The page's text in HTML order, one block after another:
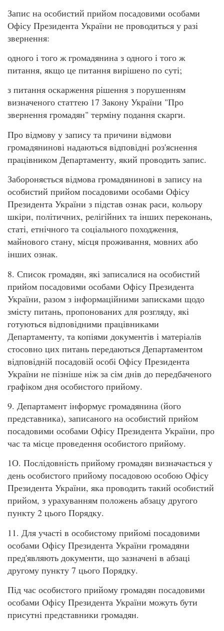
Запис на особистий прийом посадовими особами
Офісу Президента України не проводиться у разі
звернення:
одного і того ж громадянина з одного і того ж
питання, якщо це питання вирішено по суті;
з питання оскарження рішення з порушенням
визначеного статтею 17 Закону України "Про
звернення громадян" терміну подання скарги.
Про відмову у запису та причини відмови
громадянинові надаються відповідні роз'яснення
працівником Департаменту, який проводить запис.
Забороняється відмова громадянинові в запису на
особистий прийом посадовими особами Офісу
Президента України з підстав ознак раси, кольору
шкіри, політичних, релігійних та інших переконань,
статі, етнічного та соціального походження,
майнового стану, місця проживання, мовних або
інших ознак.
8. Список громадян, які записалися на особистий
прийом посадовими особами Офісу Президента
України, разом з інформаційними записками щодо
змісту питань, пропонованих для розгляду, які
готуються відповідними працівниками
Департаменту, та копіями документів і матеріалів
стосовно цих питань передаються Департаментом
відповідній посадовій особі Офісу Президента
України не пізніше ніж за сім днів до передбаченого
графіком дня особистого прийому.
9. Департамент інформує громадянина (його
представника), записаного на особистий прийом
посадовими особами Офісу Президента України, про
час та місце проведення особистого прийому.
1О. Послідовність прийому громадян визначається у
день особистого прийому посадовою особою Офісу
Президента України, яка проводить такий особистий
прийом, з урахуванням положень абзацу другого
пункту 2 цього Порядку.
11. Для участі в особистому прийомі посадовими
особами Офісу Президента України громадяни
пред'являють документи, що зазначені в абзаці
другому пункту 7 цього Порядку.
Під час особистого прийому громадян посадовими
особами Офісу Президента України можуть бути
присутні представники громадян.